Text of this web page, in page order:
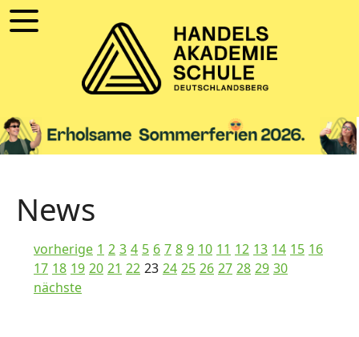
News
vorherige 1 2 3 4 5 6 7 8 9 10 11 12 13 14 15 16
17 18 19 20 21 22 23 24 25 26 27 28 29 30
nächste